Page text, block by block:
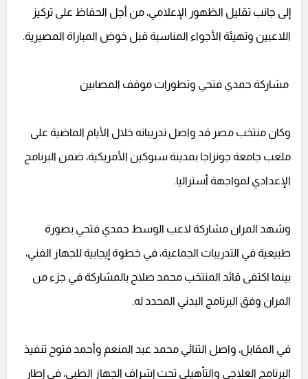
إلى جانب تقليل الظهور الإعلامي، من أجل الحفاظ على تركيز
اللاعبين وتهيئة الأجواء المناسبة قبل خوض المباراة المصيرية.
مشاركة حمدي فتحي وتطورات موقف المصابين
وكان منتخب مصر قد واصل تدريباته خلال الأيام الماضية على
ملعب جامعة جونزاجا بمدينة سبوكين الأمريكية، ضمن البرنامج
الإعدادي لمواجهة أستراليا.
وشهد المران مشاركة لاعب الوسط حمدي فتحي بصورة
طبيعية في التدريبات الجماعية، في خطوة إيجابية للجهاز الفني،
بينما اكتفى قائد المنتخب محمد صلاح بالمشاركة في جزء من
المران وفق البرنامج البدني المحدد له.
في المقابل، واصل الثنائي محمد عبد المنعم وأحمد فتوح تنفيذ
البرنامج العلاجي والتأهيلي تحت إشراف الجهاز الطبي، في إطار